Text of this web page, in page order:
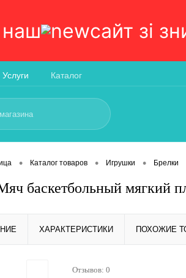
сайт зi
Услуги Каталог
• Каталог товаров • Игрушки • Брелки
баскетбольный мягкий
ХАРАКТЕРИСТИКИ ПОХОЖИЕ
Отзывов: 0